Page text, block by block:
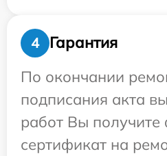
4
Гарантия
По окончании
подписания акта
работ Вы
сертификат на